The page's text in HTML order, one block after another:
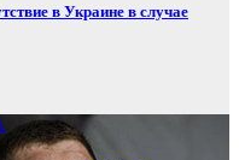
в Украине в случае